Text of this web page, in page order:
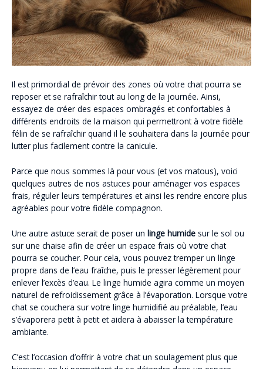
Il est primordial de prévoir des zones où votre chat pourra se
reposer et se rafraîchir tout au long de la journée. Ainsi,
essayez de créer des espaces ombragés et confortables à
différents endroits de la maison qui permettront à votre fidèle
félin de se rafraîchir quand il le souhaitera dans la journée pour
lutter plus facilement contre la canicule.
Parce que nous sommes là pour vous (et vos matous), voici
quelques autres de nos astuces pour aménager vos espaces
frais, réguler leurs températures et ainsi les rendre encore plus
agréables pour votre fidèle compagnon.
Une autre astuce serait de poser un linge humide sur le sol ou
sur une chaise afin de créer un espace frais où votre chat
pourra se coucher. Pour cela, vous pouvez tremper un linge
propre dans de l’eau fraîche, puis le presser légèrement pour
enlever l’excès d’eau. Le linge humide agira comme un moyen
naturel de refroidissement grâce à l’évaporation. Lorsque votre
chat se couchera sur votre linge humidifié au préalable, l’eau
s’évaporera petit à petit et aidera à abaisser la température
ambiante.
C’est l’occasion d’offrir à votre chat un soulagement plus que